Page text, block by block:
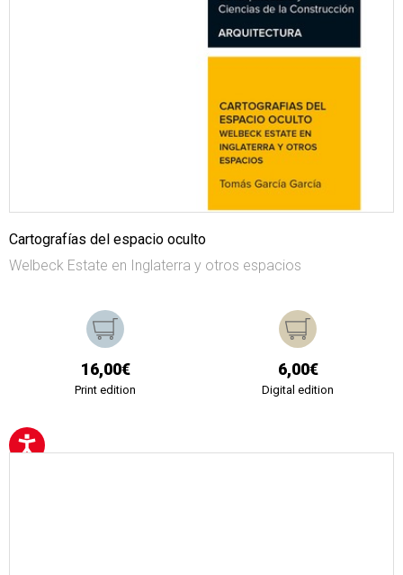
Cartografías del espacio oculto
Welbeck Estate en Inglaterra y otros espacios
16,00€
Print edition
6,00€
Digital edition